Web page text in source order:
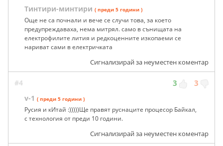
Тинтири-минтири ( преди 5 години )
Още не са почнали и вече се случи това, за което
предупреждаваха, нема митрял. само в сънищата на
електрофилите лития и редкоценните изкопаеми се
нариват сами в електричката
Сигнализирай за неуместен коментар
#4 3 3
v-1 ( преди 5 години )
Русия и кИтай :)))))Ще правят руснаците процесор Байкал,
с технология от преди 10 години.
Сигнализирай за неуместен коментар